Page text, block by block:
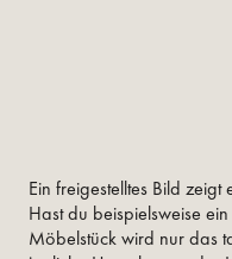
Ein freigestelltes Bild
Hast du beispielsweise
Möbelstück wird nur das